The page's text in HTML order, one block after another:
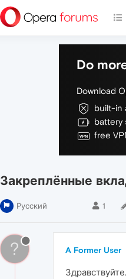
Do
Download
built-in
battery
free
Закреплённые
Русский 1
? A Former User